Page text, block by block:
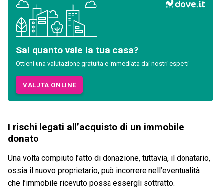
Sai quanto vale la tua casa?
Ottieni una valutazione gratuita e immediata dai nostri esperti
VALUTA ONLINE
I rischi legati all’acquisto di un immobile
donato
Una volta compiuto l’atto di donazione, tuttavia, il donatario,
ossia il nuovo proprietario, può incorrere nell’eventualità
che l’immobile ricevuto possa essergli sottratto.